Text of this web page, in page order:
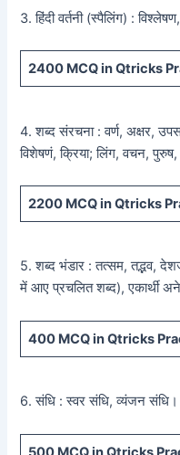
3. हिंदी वर्तनी (स्पैलिंग) :
2400 MCQ in Qtricks
4. शब्द संरचना : वर्ण, अक्षर,
विशेषणं, क्रिया; लिंग, वचन,
2200 MCQ in Qtricks
5. शब्द भंडार : तत्सम, तद्भव,
में आए प्रचलित शब्द), एकार्थी
400 MCQ in Qtricks
6. संधि : स्वर संधि, व्यंजन संधि।